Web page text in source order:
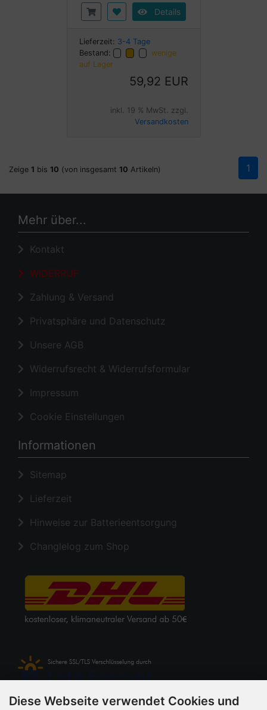
Details
Lieferzeit: 3-4 Tage
Bestand:
wenige
auf Lager
59,92 EUR
inkl. 19 % MwSt. zzgl.
Versandkosten
Zeige 1 bis 10 (von insgesamt 10 Artikeln) 1
Mehr über...
Kontakt
WIDERRUF
Zahlung & Versand
Privatsphäre und Datenschutz
Unsere AGB
Widerrufsrecht & Widerrufsformular
Impressum
Cookie Einstellungen
Informationen
Sitemap
Lieferzeit
Hinweise zur Batterieentsorgung
Changlelog zum Shop
Diese Webseite verwendet Cookies und